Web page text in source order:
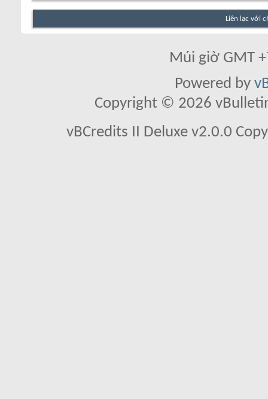
Liên lạc với
Múi giờ GMT
Powered by
Copyright © 2026
vBCredits II Deluxe v2.0.0